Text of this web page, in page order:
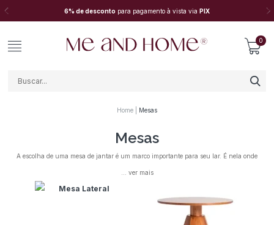
6% de desconto para pagamento à vista viaPIX
0
Home Mesas
Mesas
A escolha de uma mesa de jantar é um marco importante para seu lar. É nela onde
filhos, aqui você encontra o modelo ideal para sua rotina e, claro, deixará o ambiente
cheio de personalidade com uma seleção de designs incríveis para qualquer estilo de